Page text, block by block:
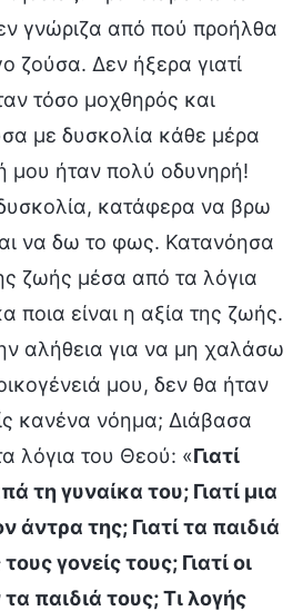
γνώριζα από πού προήλθα
ζούσα. Δεν ήξερα γιατί
τόσο μοχθηρός και
με δυσκολία κάθε μέρα
μου ήταν πολύ οδυνηρή!
κατάφερα να βρω
να δω το φως. Κατανόησα
ζωής μέσα από τα λόγια
ποια είναι η αξία της ζωής.
αλήθεια για να μη χαλάσω
μου, δεν θα ήταν
κανένα νόημα; Διάβασα
λόγια του Θεού: «Γιατί
τη γυναίκα του; Γιατί μια
άντρα της; Γιατί τα παιδιά
γονείς τους; Γιατί οι
παιδιά τους; Τι λογής